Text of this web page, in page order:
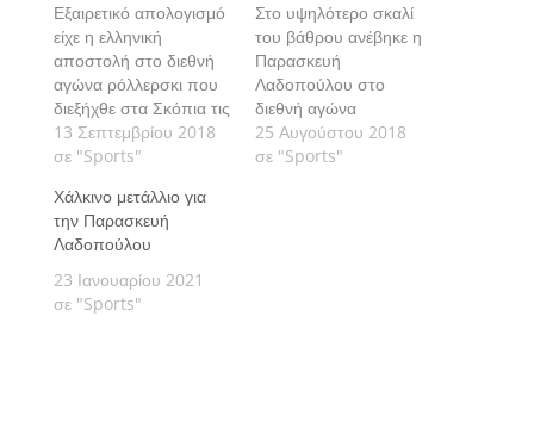
Εξαιρετικό απολογισμό
είχε η ελληνική
αποστολή στο διεθνή
αγώνα ρόλλερσκι που
διεξήχθε στα Σκόπια τις
12 και 13 Σεπτεμβρίου
2018.
13 Σεπτεμβρίου 2018
σε "Sports"
Στο υψηλότερο σκαλί
του βάθρου ανέβηκε η
Παρασκευή
Λαδοπούλου στο
διεθνή αγώνα
Ρόλλερσκι που
πραγματοποιείται στο
25 Αυγούστου 2018
σε "Sports"
Χάλκινο μετάλλιο για
την Παρασκευή
Λαδοπούλου
23 Ιανουαρίου 2021
σε "Sports"